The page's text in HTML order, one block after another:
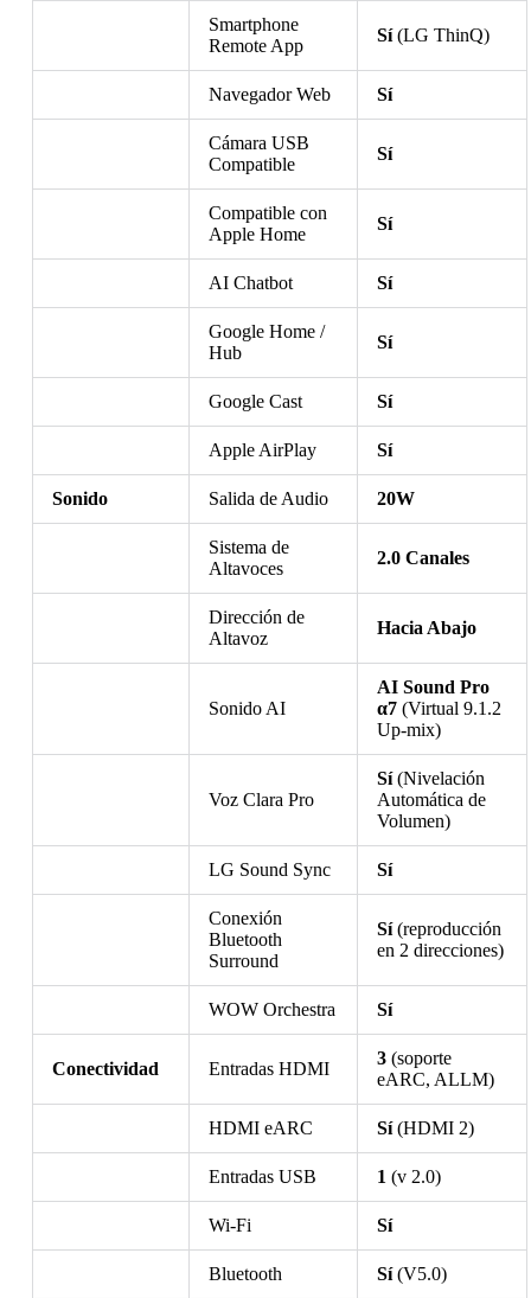
Smartphone
Remote App
Sí(LG ThinQ)
Navegador Web Sí
Cámara USB
Compatible
Sí
Compatible con
Apple Home
Sí
AI Chatbot Sí
Google Home /
Hub
Sí
Google Cast Sí
Apple AirPlay Sí
Sonido Salida de Audio 20W
Sistema de
Altavoces
2.0 Canales
Dirección de
Altavoz
Hacia Abajo
Sonido AI
AI Sound Pro
α7(Virtual 9.1.2
Up-mix)
Voz Clara Pro
Sí(Nivelación
Automática de
Volumen)
LG Sound Sync Sí
Conexión
Bluetooth
Surround
Sí(reproducción
en 2 direcciones)
WOW Orchestra Sí
Conectividad Entradas HDMI
3(soporte
eARC, ALLM)
HDMI eARC Sí(HDMI 2)
Entradas USB 1 (v 2.0)
Wi-Fi Sí
Bluetooth Sí(V5.0)